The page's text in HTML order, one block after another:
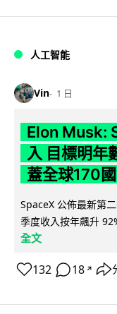
人工智能
Vin 1 日
Elon Musk:
入 目標明年
蓋全球170國
SpaceX 公佈最新第
季度收入按年飆升
全文
132 18 ↗